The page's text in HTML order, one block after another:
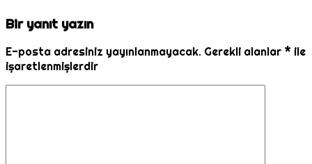
Bir yanıt yazın
E-posta adresiniz yayınlanmayacak. Gerekli alanlar * ile
işaretlenmişlerdir